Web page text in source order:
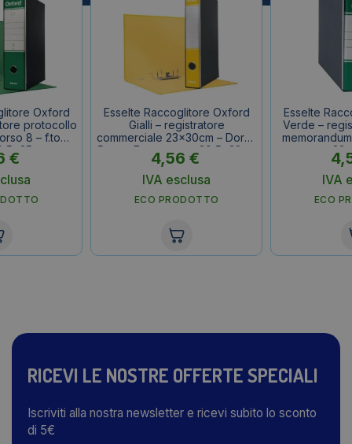
Oxford
protocollo
8 – f.to
€
Esselte Raccoglitore Oxford
Gialli – registratore
commerciale 23x30cm – Dorso
5 cm – F.to esterno 29,5x32cm
4,56 €
IVA esclusa
ECO PRODOTTO
Esselte
Verde –
IVA
ECO
RICEVI LE NOSTRE OFFERTE SPECIALI
Iscriviti alla nostra newsletter e ricevi subito lo sconto
di 5€